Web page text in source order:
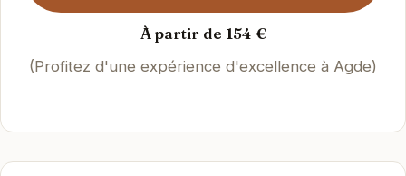
À partir de 154 €
(Profitez d'une expérience d'excellence à Agde)